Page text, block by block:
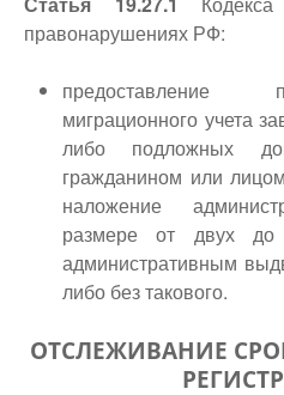
правонарушениях РФ:
предоставление
миграционного учета
либо подложных
гражданином или
наложение
размере от двух
административным
либо без такового.
ОТСЛЕЖИВАНИЕ